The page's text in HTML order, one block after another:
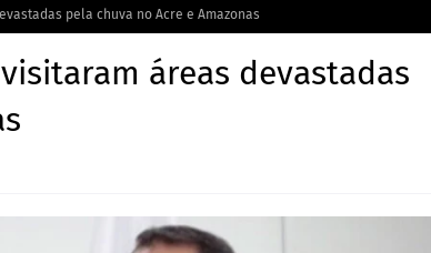
pela chuva no Acre e Amazonas
áreas devastadas